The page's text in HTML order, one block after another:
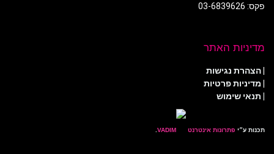
פקס: 03-6839626
מדיניות האתר
|הצהרת נגישות
| מדיניות פרטיות
| תנאי שימוש
תכנות ע״י פתרונות אינטרנט